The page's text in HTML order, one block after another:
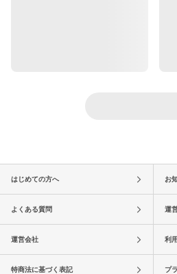
はじめての方へ お
よくある質問 運
運営会社 利
特商法に基づく表記 プ